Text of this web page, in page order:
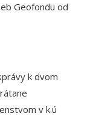
Geofondu od
k dvom
v k.ú